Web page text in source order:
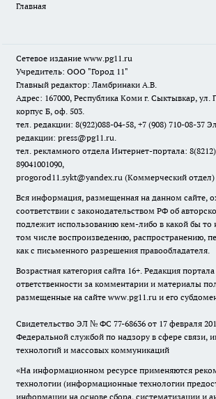
Главная
Сетевое издание www.pg11.ru
Учредитель: ООО "Город 11"
Главный редактор: Ламбринаки А.В.
Адрес: 167000, Республика Коми г. Сыктывкар, ул.
корпус Б, оф. 503.
тел. редакции: 8(922)088-04-58, +7 (908) 710-08-37
редакции: press@pg11.ru.
тел. рекламного отдела Интернет-портала:
89041001090,
progorod11.sykt@yandex.ru (Коммерческий отдел)
Вся информация, размещенная на данном сайте,
соответствии с законодательством РФ об
подлежит использованию кем-либо в какой бы
том числе воспроизведению, распространению,
как с письменного разрешения правообладателя.
Возрастная категория сайта 16+. Редакция
ответственности за комментарии и материалы
размещенные на сайте www.pg11.ru и его
Свидетельство ЭЛ № ФС 77-68636 от 17 февраля
Федеральной службой по надзору в сфере связи,
технологий и массовых коммуникаций
«На информационном ресурсе применяются
технологии (информационные технологии
информации на основе сбора, систематизации и